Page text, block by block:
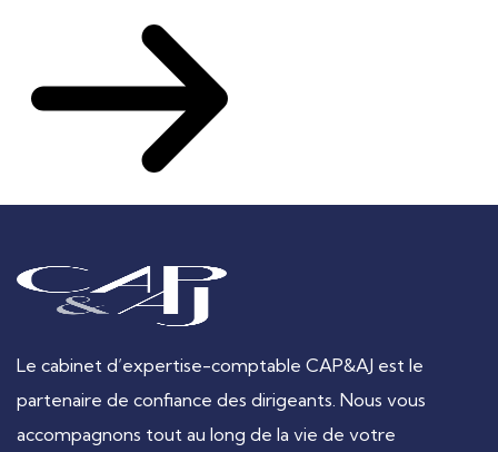
Le cabinet d’expertise-comptable CAP&AJ est le
partenaire de confiance des dirigeants. Nous vous
accompagnons tout au long de la vie de votre